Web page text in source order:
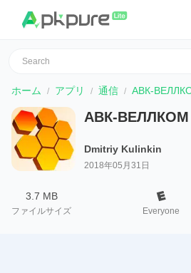
ホーム アプリ 通信 АВК-
АВК-ВЕЛЛКОМ
Dmitriy Kulinkin
2018年05月31日
3.7 MB
ファイルサイズ Everyone